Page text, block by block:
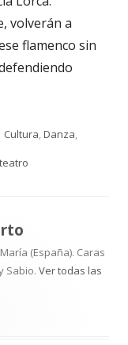
volverán a
flamenco sin
Categorías
Cultura,Danza,
teatro
(España). Caras
Sabio. Ver todas las